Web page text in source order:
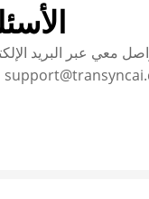
معي عبر البريد